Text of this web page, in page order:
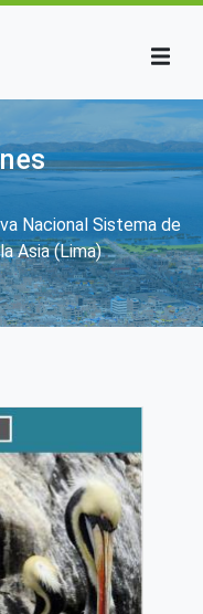
ayuda a la
Nacional Sistema de
Asia (Lima)